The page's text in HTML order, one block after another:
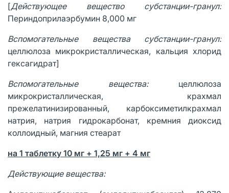
[Действующее вещество субстанции-гранул:
Периндоприлаэрбумин 8,000 мг
Вспомогательные вещества субстанции-гранул:
целлюлоза микрокристаллическая, кальция хлорид
гексагидрат]
Вспомогательные вещества: целлюлоза
микрокристаллическая, крахмал
прежелатинизированный, карбоксиметилкрахмал
натрия, натрия гидрокарбонат, кремния диоксид
коллоидный, магния стеарат
на 1 таблетку 10 мг + 1,25 мг + 4 мг
Действующие вещества: